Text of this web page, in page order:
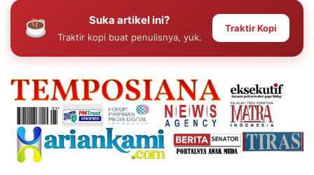
Suka artikel ini?
Traktir kopi buat penulisnya, yuk.
Traktir Kopi